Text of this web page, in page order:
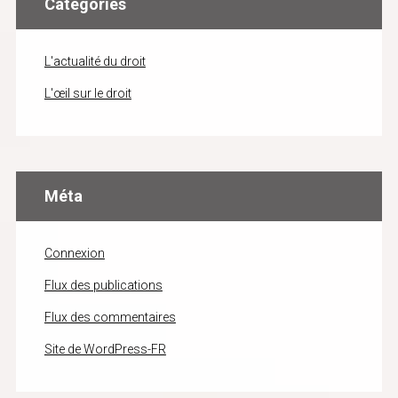
Catégories
L'actualité du droit
L'œil sur le droit
Méta
Connexion
Flux des publications
Flux des commentaires
Site de WordPress-FR